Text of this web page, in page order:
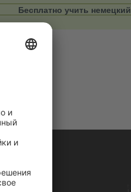
Бесплатно учить немецкий